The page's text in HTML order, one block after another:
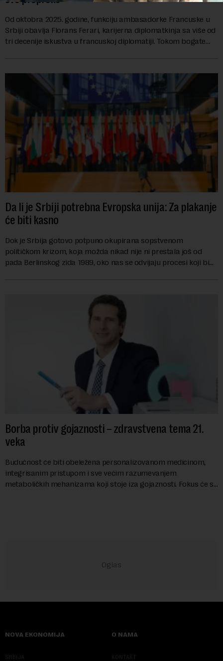
Od oktobra 2025. godine, funkciju ambasadorke Francuske u
Srbiji obavlja Florans Ferari, karijerna diplomatkinja sa više od
tri decenije iskustva u francuskoj diplomatiji. Tokom bogate
Da li je Srbiji potrebna Evropska unija: Za plakanje
će biti kasno
Dok je Srbija gotovo potpuno okupirana sopstvenom
političkom krizom, koja možda nikad nije ni prestala još od
pada Berlinskog zida 1989, oko nas se odvijaju procesi koji bi
Borba protiv gojaznosti – zdravstvena tema 21.
veka
Budućnost će biti obeležena personalizovanom medicinom,
integrisanim pristupom i sve većim razumevanjem
metaboličkih mehanizama koji stoje iza gojaznosti. Fokus će se
NOVA EKONOMIJA
SRBIJA
O NAMA
KONTAKT